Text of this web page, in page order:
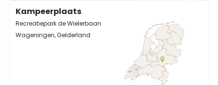
Kampeerplaats
Recreatiepark de Wielerbaan
Wageningen, Gelderland